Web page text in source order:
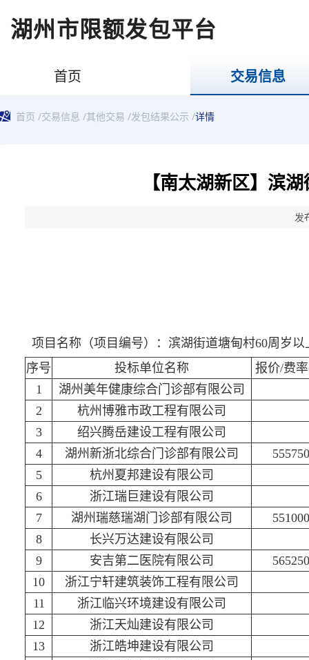
湖州市限额发包平台
首页 交易信息
首页 /交易信息 /其他交易 /发包结果公示 /详情
【南太湖新区】滨
发
项目名称（项目编号）：滨湖街道塘甸村60周岁
序号
投标单位名称
报价/费
1
湖州美年健康综合门诊部有限公司
2
杭州博雅市政工程有限公司
3
绍兴腾岳建设工程有限公司
4
湖州新浙北综合门诊部有限公司
5
杭州夏邦建设有限公司
6
浙江瑞巨建设有限公司
7
湖州瑞慈瑞湖门诊部有限公司
8
长兴万达建设有限公司
9
安吉第二医院有限公司
10
浙江宁轩建筑装饰工程有限公司
11
浙江临兴环境建设有限公司
12
浙江天灿建设有限公司
13
浙江皓坤建设有限公司